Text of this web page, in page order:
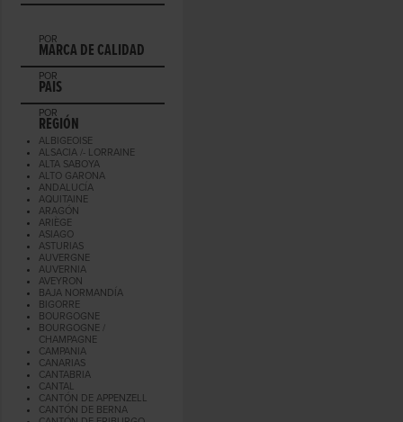
POR
MARCA DE CALIDAD
POR
PAIS
POR
REGIÓN
ALBIGEOISE
ALSACIA /- LORRAINE
ALTA SABOYA
ALTO GARONA
ANDALUCÍA
AQUITAINE
ARAGÓN
ARIÈGE
ASIAGO
ASTURIAS
AUVERGNE
AUVERNIA
AVEYRON
BAJA NORMANDÍA
BIGORRE
BOURGOGNE
BOURGOGNE /
CHAMPAGNE
CAMPANIA
CANARIAS
CANTABRIA
CANTAL
CANTÓN DE APPENZELL
CANTÓN DE BERNA